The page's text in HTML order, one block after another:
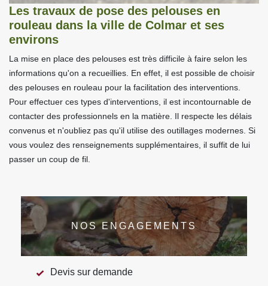
Les travaux de pose des pelouses en
rouleau dans la ville de Colmar et ses
environs
La mise en place des pelouses est très difficile à faire selon les
informations qu'on a recueillies. En effet, il est possible de choisir
des pelouses en rouleau pour la facilitation des interventions.
Pour effectuer ces types d'interventions, il est incontournable de
contacter des professionnels en la matière. Il respecte les délais
convenus et n'oubliez pas qu'il utilise des outillages modernes. Si
vous voulez des renseignements supplémentaires, il suffit de lui
passer un coup de fil.
NOS ENGAGEMENTS
Devis sur demande